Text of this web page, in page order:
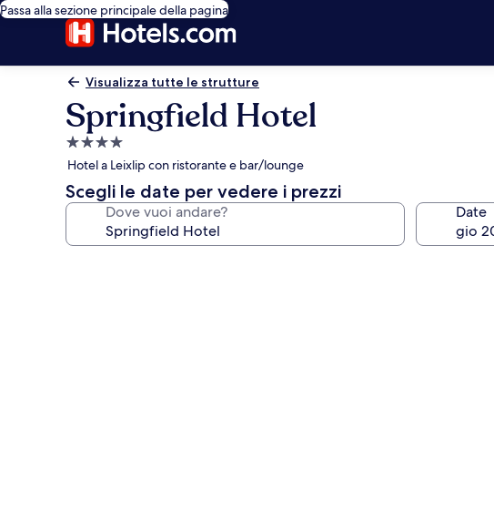
Passa alla sezione principale della pagina
Visualizza tutte le strutture
Springfield Hotel
Struttura
a
4.0
stelle
Hotel a Leixlip con ristorante e bar/lounge
Scegli le date per vedere i prezzi
Dove vuoi andare? Date